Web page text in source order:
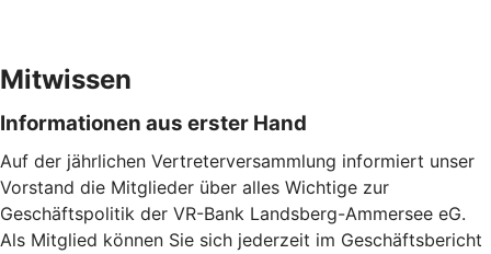
Mitwissen
Informationen aus erster Hand
Auf der jährlichen Vertreterversammlung informiert unser
Vorstand die Mitglieder über alles Wichtige zur
Geschäftspolitik der VR-Bank Landsberg-Ammersee eG.
Als Mitglied können Sie sich jederzeit im Geschäftsbericht